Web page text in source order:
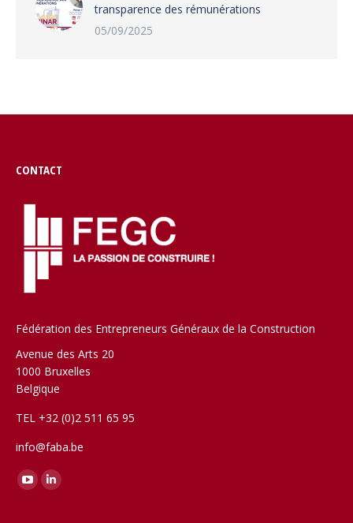
transparence des rémunérations
05/09/2025
CONTACT
Fédération des Entrepreneurs Généraux de la Construction
Avenue des Arts 20
1000 Bruxelles
Belgique
TEL +32 (0)2 511 65 95
info@faba.be
Trouvez nous sur :
YouTubeLinkedIn